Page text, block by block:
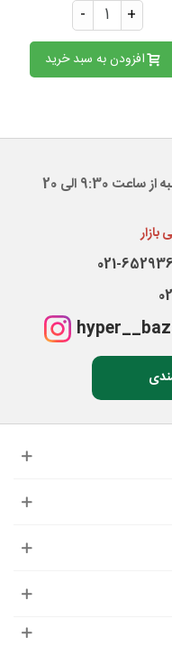
- +
افزودن به سبد خرید
9:30 الی 20
بازار
021-